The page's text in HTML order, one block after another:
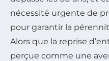
nécessité urgente de
pour garantir la
Alors que la reprise
perçue comme une